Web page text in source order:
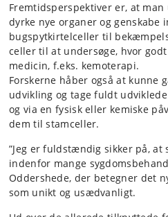
Fremtidsperspektiver er, at
dyrke nye organer og genskabe
bugspytkirtelceller til
celler til at undersøge, hvor
medicin, f.eks. kemoterapi.
Forskerne håber også at kunne
udvikling og tage fuldt
og via en fysisk eller kemiske
dem til stamceller.
”Jeg er fuldstændig sikker på,
indenfor mange
Oddershede, der betegner det
som unikt og usædvanligt.